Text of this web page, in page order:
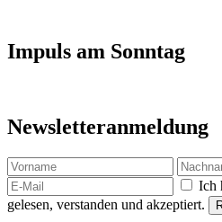
Impuls am Sonntag
Newsletteranmeldung
Ich
gelesen, verstanden und akzeptiert.